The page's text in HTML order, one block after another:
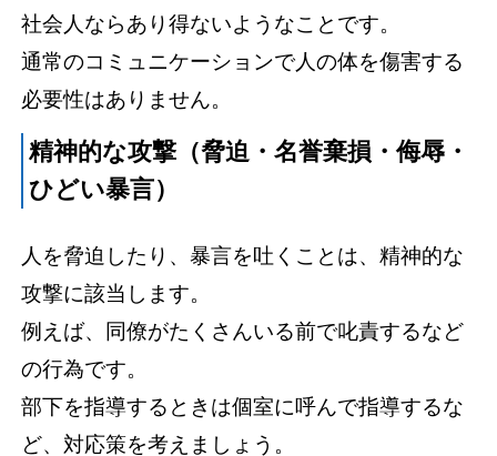
社会人ならあり得ないようなことです。
通常のコミュニケーションで人の体を傷害する
必要性はありません。
精神的な攻撃（脅迫・名誉棄損・侮辱・
ひどい暴言）
人を脅迫したり、暴言を吐くことは、精神的な
攻撃に該当します。
例えば、同僚がたくさんいる前で叱責するなど
の行為です。
部下を指導するときは個室に呼んで指導するな
ど、対応策を考えましょう。